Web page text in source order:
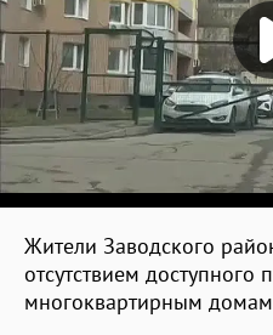
Жители Заводского
отсутствием доступного
многоквартирным